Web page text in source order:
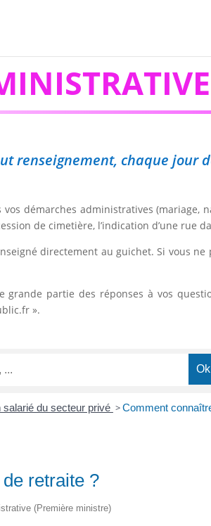
renseignement, chaque jour
démarches administratives (mariage,
de cimetière, l’indication d’une rue
directement au guichet. Si vous
grande partie des réponses à vos
».
salarié du secteur privé >Comment
retraite ?
(Première ministre)